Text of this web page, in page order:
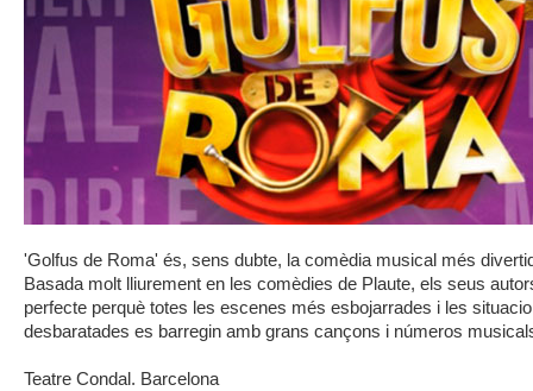
'Golfus de Roma' és, sens dubte, la comèdia musical més
Basada molt lliurement en les comèdies de Plaute, els seus
perfecte perquè totes les escenes més esbojarrades i les
desbaratades es barregin amb grans cançons i números
Teatre Condal. Barcelona